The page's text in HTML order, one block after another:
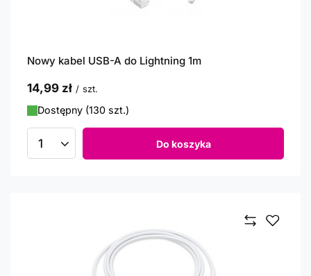
Nowy kabel USB-A do Lightning 1m
14,99 zł / szt.
Dostępny (130 szt.)
Ilość produktów Do koszyka